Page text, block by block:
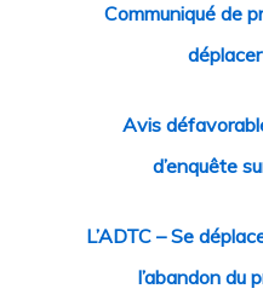
Communiqué de
Avis
d’enquête
L’ADTC – Se
l’abandon du